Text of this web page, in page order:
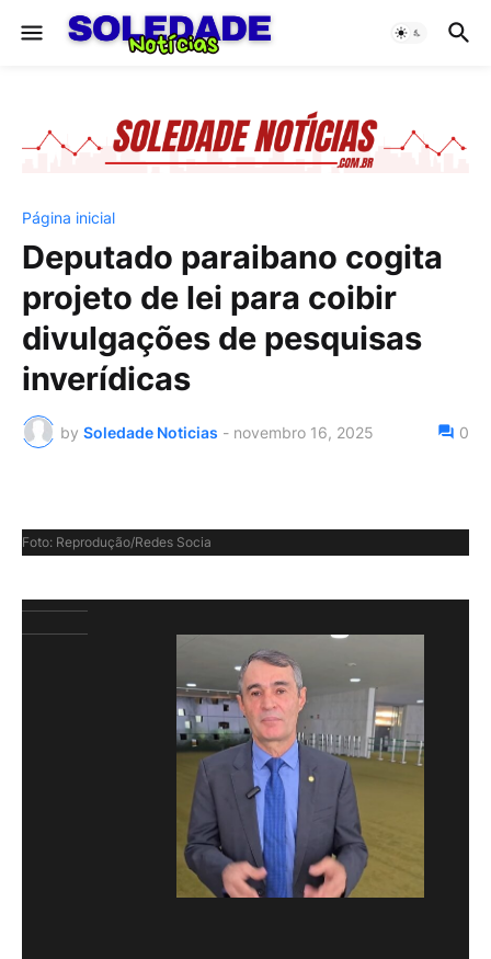
Página inicial
Deputado paraibano cogita
projeto de lei para coibir
divulgações de pesquisas
inverídicas
by Soledade Noticias - novembro 16, 2025 0
Foto: Reprodução/Redes Socia